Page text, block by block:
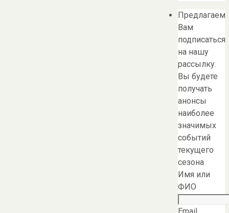
Предлагаем
Вам
подписаться
на нашу
рассылку.
Вы будете
получать
анонсы
наиболее
значимых
событий
текущего
сезона
Имя или
ФИО